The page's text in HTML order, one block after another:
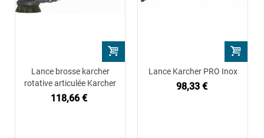
Lance brosse karcher
rotative articulée Karcher
118,66 €
Lance Karcher PRO Inox
98,33 €